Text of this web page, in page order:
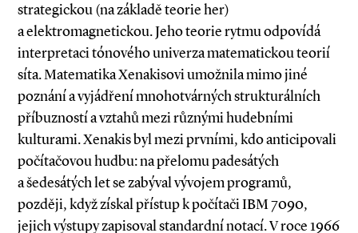
strategickou (na základě teorie her)
a elektromagnetickou. Jeho teorie rytmu odpovídá
interpretaci tónového univerza matematickou teorií
síta. Matematika Xenakisovi umožnila mimo jiné
poznání a vyjádření mnohotvárných strukturálních
příbuzností a vztahů mezi různými hudebními
kulturami. Xenakis byl mezi prvními, kdo anticipovali
počítačovou hudbu: na přelomu padesátých
a šedesátých let se zabýval vývojem programů,
později, když získal přístup k počítači IBM 7090,
jejich výstupy zapisoval standardní notací. V roce 1966